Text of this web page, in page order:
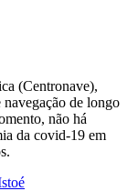
(Centronave),
navegação de longo
não há
da covid-19 em